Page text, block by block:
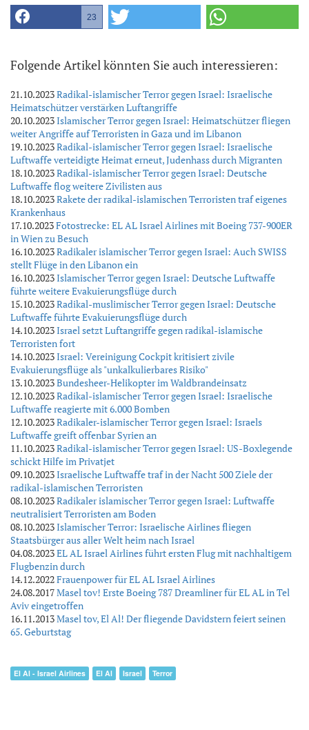
23
Folgende Artikel könnten Sie auch interessieren:
21.10.2023Radikal-islamischer Terror gegen Israel: Israelische
Heimatschützer verstärken Luftangriffe
20.10.2023Islamischer Terror gegen Israel: Heimatschützer fliegen
weiter Angriffe auf Terroristen in Gaza und im Libanon
19.10.2023Radikal-islamischer Terror gegen Israel: Israelische
Luftwaffe verteidigte Heimat erneut, Judenhass durch Migranten
18.10.2023Radikal-islamischer Terror gegen Israel: Deutsche
Luftwaffe flog weitere Zivilisten aus
18.10.2023Rakete der radikal-islamischen Terroristen traf eigenes
Krankenhaus
17.10.2023Fotostrecke: EL AL Israel Airlines mit Boeing 737-900ER
in Wien zu Besuch
16.10.2023Radikaler islamischer Terror gegen Israel: Auch SWISS
stellt Flüge in den Libanon ein
16.10.2023Islamischer Terror gegen Israel: Deutsche Luftwaffe
führte weitere Evakuierungsflüge durch
15.10.2023Radikal-muslimischer Terror gegen Israel: Deutsche
Luftwaffe führte Evakuierungsflüge durch
14.10.2023Israel setzt Luftangriffe gegen radikal-islamische
Terroristen fort
14.10.2023Israel: Vereinigung Cockpit kritisiert zivile
Evakuierungsflüge als "unkalkulierbares Risiko"
13.10.2023Bundesheer-Helikopter im Waldbrandeinsatz
12.10.2023Radikal-islamischer Terror gegen Israel: Israelische
Luftwaffe reagierte mit 6.000 Bomben
12.10.2023Radikaler-islamischer Terror gegen Israel: Israels
Luftwaffe greift offenbar Syrien an
11.10.2023Radikal-islamischer Terror gegen Israel: US-Boxlegende
schickt Hilfe im Privatjet
09.10.2023Israelische Luftwaffe traf in der Nacht 500 Ziele der
radikal-islamischen Terroristen
08.10.2023Radikaler islamischer Terror gegen Israel: Luftwaffe
neutralisiert Terroristen am Boden
08.10.2023Islamischer Terror: Israelische Airlines fliegen
Staatsbürger aus aller Welt heim nach Israel
04.08.2023EL AL Israel Airlines führt ersten Flug mit nachhaltigem
Flugbenzin durch
14.12.2022Frauenpower für EL AL Israel Airlines
24.08.2017Masel tov! Erste Boeing 787 Dreamliner für EL AL in Tel
Aviv eingetroffen
16.11.2013Masel tov, El Al! Der fliegende Davidstern feiert seinen
65. Geburtstag
El Al - Israel Airlines El Al Israel Terror